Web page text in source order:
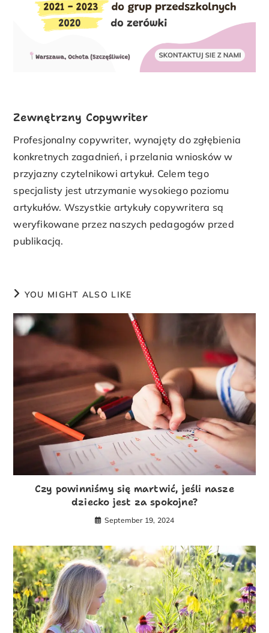
Zewnętrzny Copywriter
Profesjonalny copywriter, wynajęty do zgłębienia
konkretnych zagadnień, i przelania wniosków w
przyjazny czytelnikowi artykuł. Celem tego
specjalisty jest utrzymanie wysokiego poziomu
artykułów. Wszystkie artykuły copywritera są
weryfikowane przez naszych pedagogów przed
publikacją.
YOU MIGHT ALSO LIKE
Czy powinniśmy się martwić, jeśli nasze
dziecko jest za spokojne?
September 19, 2024